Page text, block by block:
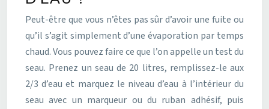
Peut-être que vous n’êtes pas sûr d’avoir une fuite ou
qu’il s’agit simplement d’une évaporation par temps
chaud. Vous pouvez faire ce que l’on appelle un test du
seau. Prenez un seau de 20 litres, remplissez-le aux
2/3 d’eau et marquez le niveau d’eau à l’intérieur du
seau avec un marqueur ou du ruban adhésif, puis